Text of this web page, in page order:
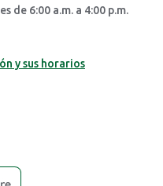
de 6:00 a.m. a 4:00 p.m.
y sus horarios